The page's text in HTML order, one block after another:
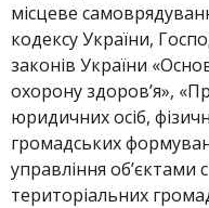
місцеве
кодексу України,
законів України
охорону здоров’я»,
юридичних осіб,
громадських
управління об’єктами
територіальних